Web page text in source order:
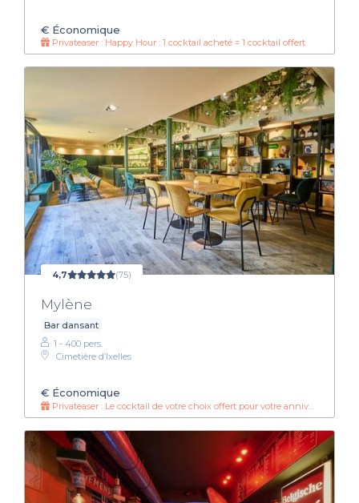
€ Économique
Privateaser : Happy Hour : 1 cocktail acheté = 1 cocktail offert
4,7 (75)
Mylène
Bar dansant
1 - 400 pers.
Cimetière d’Ixelles
€ Économique
Privateaser : Le cocktail de votre choix offert pour votre anniversaire